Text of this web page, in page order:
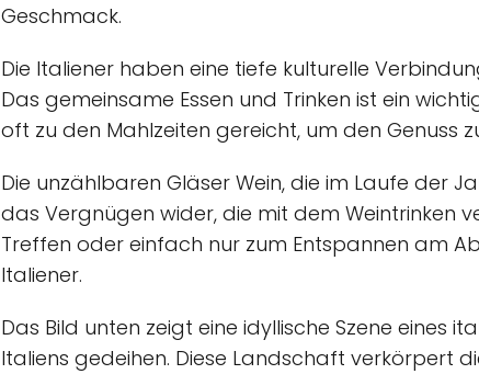
Geschmack.
Die Italiener haben eine tiefe kulturelle
Das gemeinsame Essen und Trinken ist ein
oft zu den Mahlzeiten gereicht, um den Genuss
Die unzählbaren Gläser Wein, die im Laufe der
das Vergnügen wider, die mit dem Weintrinken
Treffen oder einfach nur zum Entspannen am
Italiener.
Das Bild unten zeigt eine idyllische Szene eines
Italiens gedeihen. Diese Landschaft verkörpert